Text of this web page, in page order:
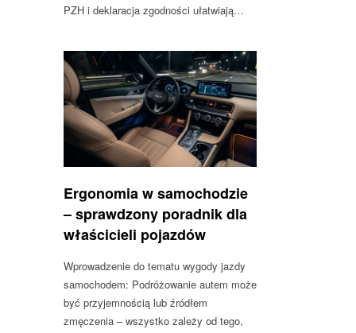
PZH i deklaracja zgodności ułatwiają…
Ergonomia w samochodzie
– sprawdzony poradnik dla
właścicieli pojazdów
Wprowadzenie do tematu wygody jazdy
samochodem: Podróżowanie autem może
być przyjemnością lub źródłem
zmęczenia – wszystko zależy od tego,